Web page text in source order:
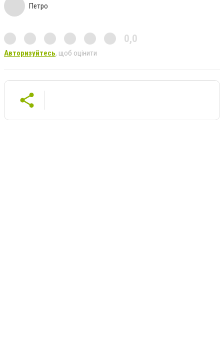
Петро
0,0
Авторизуйтесь, щоб оцінити